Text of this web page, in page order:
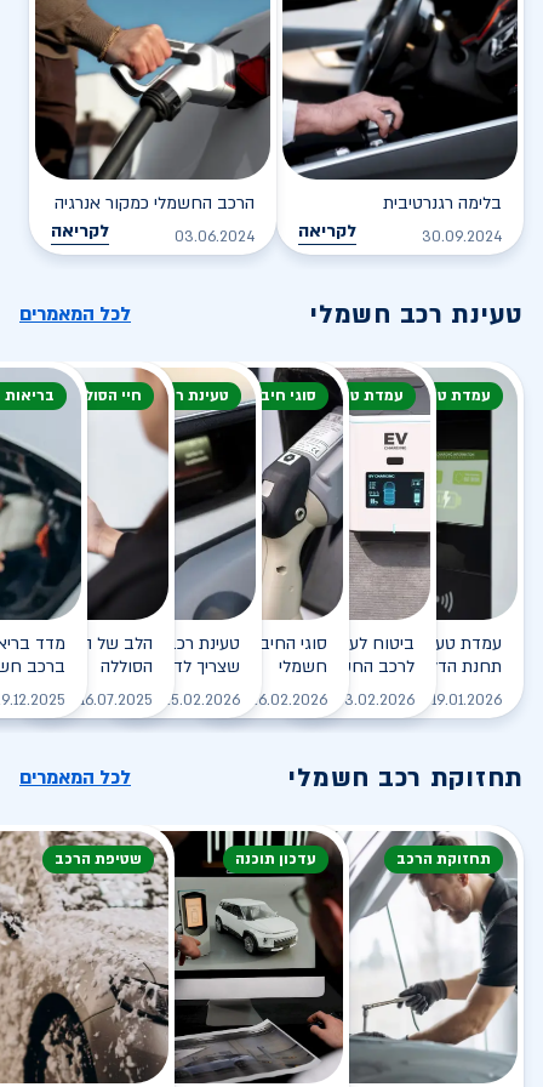
בלימה רגנרטיבית
30.09.2024 לקריאה
הרכב החשמלי כמקור אנרגיה
03.06.2024 לקריאה
טעינת רכב חשמלי לכל המאמרים
עמדת טעינה
עמדת טעינה - הסוף של
תחנת הדלק?
19.01.2026 לקריאה
עמדת טעינה
ביטוח לעמדת טעינה ביתית
לרכב החשמלי
03.02.2026 לקריאה
סוגי חיבור
סוגי החיבורים לטעינת רכב
חשמלי
26.02.2026 לקריאה
טעינת רכב חשמלי
טעינת רכב חשמלי - כל מה
שצריך לדעת
25.02.2026 לקריאה
חיי הסוללה
הלב של הרכב
הסוללה
16.07.2025
ברכב
תחזוקת רכב חשמלי לכל המאמרים
תחזוקת הרכב עדכון תוכנה שטיפת הרכב